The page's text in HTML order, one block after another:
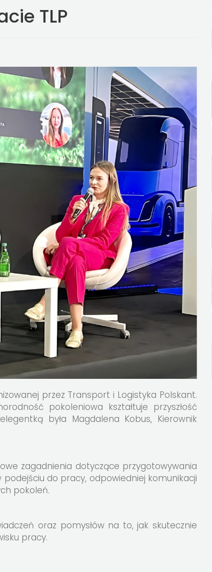
TLP
przez Transport i Logistyka Polskant.
pokoleniowa kształtuje przyszłość
była Magdalena Kobus, Kierownik
zagadnienia dotyczące przygotowywania
do pracy, odpowiedniej komunikacji
pokoleń.
oraz pomysłów na to, jak skutecznie
pracy.